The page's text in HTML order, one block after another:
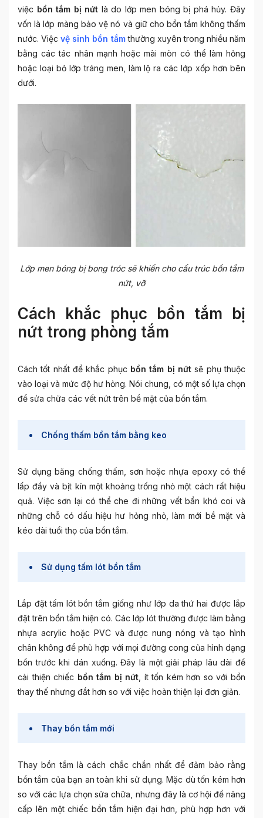
việc bồn tắm bị nứt là do lớp men bóng bị phá hủy. Đây
vốn là lớp màng bảo vệ nó và giữ cho bồn tắm không thấm
nước. Việcvệ sinh bồn tắmthường xuyên trong nhiều năm
bằng các tác nhân mạnh hoặc mài mòn có thể làm hỏng
hoặc loại bỏ lớp tráng men, làm lộ ra các lớp xốp hơn bên
dưới.
Lớp men bóng bị bong tróc sẽ khiến cho cấu trúc bồn tắm
nứt, vỡ
Cách khắc phục bồn tắm bị
nứt trong phòng tắm
Cách tốt nhất để khắc phục bồn tắm bị nứt sẽ phụ thuộc
vào loại và mức độ hư hỏng. Nói chung, có một số lựa chọn
để sửa chữa các vết nứt trên bề mặt của bồn tắm.
Chống thấm bồn tắm bằng keo
Sử dụng băng chống thấm, sơn hoặc nhựa epoxy có thể
lấp đầy và bịt kín một khoảng trống nhỏ một cách rất hiệu
quả. Việc sơn lại có thể che đi những vết bẩn khó coi và
những chỗ có dấu hiệu hư hỏng nhỏ, làm mới bề mặt và
kéo dài tuổi thọ của bồn tắm.
Sử dụng tấm lót bồn tắm
Lắp đặt tấm lót bồn tắm giống như lớp da thứ hai được lắp
đặt trên bồn tắm hiện có. Các lớp lót thường được làm bằng
nhựa acrylic hoặc PVC và được nung nóng và tạo hình
chân không để phù hợp với mọi đường cong của hình dạng
bồn trước khi dán xuống. Đây là một giải pháp lâu dài để
cải thiện chiếc bồn tắm bị nứt, ít tốn kém hơn so với bồn
thay thế nhưng đắt hơn so với việc hoàn thiện lại đơn giản.
Thay bồn tắm mới
Thay bồn tắm là cách chắc chắn nhất để đảm bảo rằng
bồn tắm của bạn an toàn khi sử dụng. Mặc dù tốn kém hơn
so với các lựa chọn sửa chữa, nhưng đây là cơ hội để nâng
cấp lên một chiếc bồn tắm hiện đại hơn, phù hợp hơn với